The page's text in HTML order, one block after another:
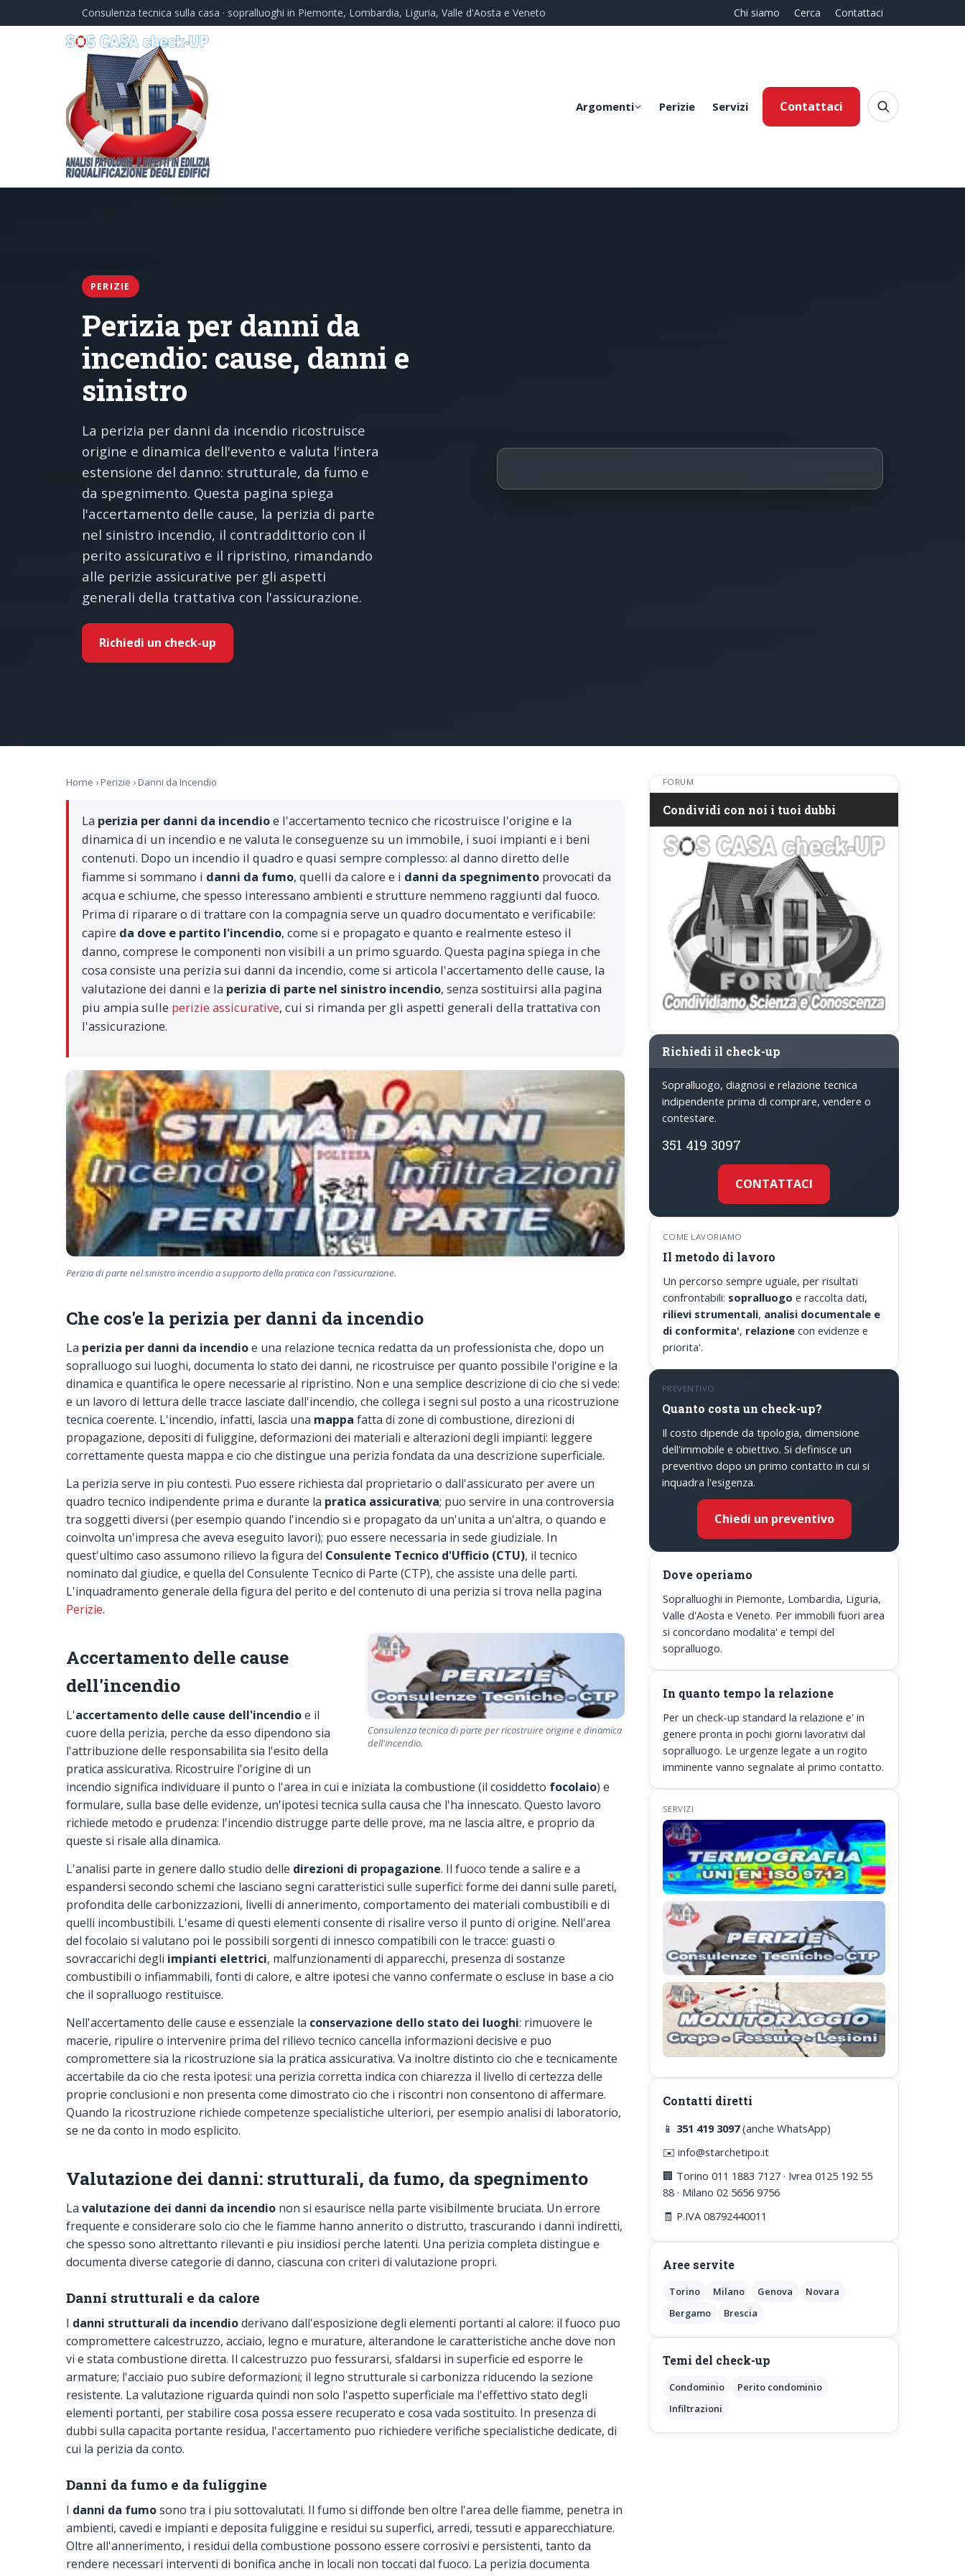
Consulenza tecnica sulla casa · sopralluoghi in Piemonte, Lombardia, Liguria, Valle d'Aosta e Veneto Chi siamo Cerca Contattaci
Argomenti Perizie Servizi Contattaci
PERIZIE
Perizia per danni da
incendio: cause, danni e
sinistro
La perizia per danni da incendio ricostruisce
origine e dinamica dell'evento e valuta l'intera
estensione del danno: strutturale, da fumo e
da spegnimento. Questa pagina spiega
l'accertamento delle cause, la perizia di parte
nel sinistro incendio, il contraddittorio con il
perito assicurativo e il ripristino, rimandando
alle perizie assicurative per gli aspetti
generali della trattativa con l'assicurazione.
Richiedi un check-up
Home ›Perizie › Danni da Incendio
La perizia per danni da incendioe l'accertamento tecnico che ricostruisce l'origine e la
dinamica di un incendio e ne valuta le conseguenze su un immobile, i suoi impianti e i beni
contenuti. Dopo un incendio il quadro e quasi sempre complesso: al danno diretto delle
fiamme si sommano i danni da fumo, quelli da calore e i danni da spegnimento provocati da
acqua e schiume, che spesso interessano ambienti e strutture nemmeno raggiunti dal fuoco.
Prima di riparare o di trattare con la compagnia serve un quadro documentato e verificabile:
capire da dove e partito l'incendio, come si e propagato e quanto e realmente esteso il
danno, comprese le componenti non visibili a un primo sguardo. Questa pagina spiega in che
cosa consiste una perizia sui danni da incendio, come si articola l'accertamento delle cause, la
valutazione dei danni e la perizia di parte nel sinistro incendio, senza sostituirsi alla pagina
piu ampia sulle perizie assicurative, cui si rimanda per gli aspetti generali della trattativa con
l'assicurazione.
Perizia di parte nel sinistro incendio a supporto della pratica con l'assicurazione.
Che cos'e la perizia per danni da incendio
La perizia per danni da incendioe una relazione tecnica redatta da un professionista che, dopo un
sopralluogo sui luoghi, documenta lo stato dei danni, ne ricostruisce per quanto possibile l'origine e la
dinamica e quantifica le opere necessarie al ripristino. Non e una semplice descrizione di cio che si vede:
e un lavoro di lettura delle tracce lasciate dall'incendio, che collega i segni sul posto a una ricostruzione
tecnica coerente. L'incendio, infatti, lascia una mappa fatta di zone di combustione, direzioni di
propagazione, depositi di fuliggine, deformazioni dei materiali e alterazioni degli impianti: leggere
correttamente questa mappa e cio che distingue una perizia fondata da una descrizione superficiale.
La perizia serve in piu contesti. Puo essere richiesta dal proprietario o dall'assicurato per avere un
quadro tecnico indipendente prima e durante la pratica assicurativa; puo servire in una controversia
tra soggetti diversi (per esempio quando l'incendio si e propagato da un'unita a un'altra, o quando e
coinvolta un'impresa che aveva eseguito lavori); puo essere necessaria in sede giudiziale. In
quest'ultimo caso assumono rilievo la figura del Consulente Tecnico d'Ufficio (CTU), il tecnico
nominato dal giudice, e quella del Consulente Tecnico di Parte (CTP), che assiste una delle parti.
L'inquadramento generale della figura del perito e del contenuto di una perizia si trova nella pagina
Perizie.
Consulenza tecnica di parte per ricostruire origine e dinamica
dell'incendio.
Accertamento delle cause
dell'incendio
L'accertamento delle cause dell'incendioe il
cuore della perizia, perche da esso dipendono sia
l'attribuzione delle responsabilita sia l'esito della
pratica assicurativa. Ricostruire l'origine di un
incendio significa individuare il punto o l'area in cui e iniziata la combustione (il cosiddetto focolaio) e
formulare, sulla base delle evidenze, un'ipotesi tecnica sulla causa che l'ha innescato. Questo lavoro
richiede metodo e prudenza: l'incendio distrugge parte delle prove, ma ne lascia altre, e proprio da
queste si risale alla dinamica.
L'analisi parte in genere dallo studio delle direzioni di propagazione. Il fuoco tende a salire e a
espandersi secondo schemi che lasciano segni caratteristici sulle superfici: forme dei danni sulle pareti,
profondita delle carbonizzazioni, livelli di annerimento, comportamento dei materiali combustibili e di
quelli incombustibili. L'esame di questi elementi consente di risalire verso il punto di origine. Nell'area
del focolaio si valutano poi le possibili sorgenti di innesco compatibili con le tracce: guasti o
sovraccarichi degli impianti elettrici, malfunzionamenti di apparecchi, presenza di sostanze
combustibili o infiammabili, fonti di calore, e altre ipotesi che vanno confermate o escluse in base a cio
che il sopralluogo restituisce.
Nell'accertamento delle cause e essenziale la conservazione dello stato dei luoghi: rimuovere le
macerie, ripulire o intervenire prima del rilievo tecnico cancella informazioni decisive e puo
compromettere sia la ricostruzione sia la pratica assicurativa. Va inoltre distinto cio che e tecnicamente
accertabile da cio che resta ipotesi: una perizia corretta indica con chiarezza il livello di certezza delle
proprie conclusioni e non presenta come dimostrato cio che i riscontri non consentono di affermare.
Quando la ricostruzione richiede competenze specialistiche ulteriori, per esempio analisi di laboratorio,
se ne da conto in modo esplicito.
Valutazione dei danni: strutturali, da fumo, da spegnimento
La valutazione dei danni da incendio non si esaurisce nella parte visibilmente bruciata. Un errore
frequente e considerare solo cio che le fiamme hanno annerito o distrutto, trascurando i danni indiretti,
che spesso sono altrettanto rilevanti e piu insidiosi perche latenti. Una perizia completa distingue e
documenta diverse categorie di danno, ciascuna con criteri di valutazione propri.
Danni strutturali e da calore
I danni strutturali da incendioderivano dall'esposizione degli elementi portanti al calore: il fuoco puo
compromettere calcestruzzo, acciaio, legno e murature, alterandone le caratteristiche anche dove non
vi e stata combustione diretta. Il calcestruzzo puo fessurarsi, sfaldarsi in superficie ed esporre le
armature; l'acciaio puo subire deformazioni; il legno strutturale si carbonizza riducendo la sezione
resistente. La valutazione riguarda quindi non solo l'aspetto superficiale ma l'effettivo stato degli
elementi portanti, per stabilire cosa possa essere recuperato e cosa vada sostituito. In presenza di
dubbi sulla capacita portante residua, l'accertamento puo richiedere verifiche specialistiche dedicate, di
cui la perizia da conto.
Danni da fumo e da fuliggine
I danni da fumosono tra i piu sottovalutati. Il fumo si diffonde ben oltre l'area delle fiamme, penetra in
ambienti, cavedi e impianti e deposita fuliggine e residui su superfici, arredi, tessuti e apparecchiature.
Oltre all'annerimento, i residui della combustione possono essere corrosivi e persistenti, tanto da
rendere necessari interventi di bonifica anche in locali non toccati dal fuoco. La perizia documenta
FORUM
Condividi con noi i tuoi dubbi
Richiedi il check-up
Sopralluogo, diagnosi e relazione tecnica
indipendente prima di comprare, vendere o
contestare.
351 419 3097
CONTATTACI
COME LAVORIAMO
Il metodo di lavoro
Un percorso sempre uguale, per risultati
confrontabili: sopralluogo e raccolta dati,
rilievi strumentali, analisi documentale e
di conformita', relazione con evidenze e
priorita'.
PREVENTIVO
Quanto costa un check-up?
Il costo dipende da tipologia, dimensione
dell'immobile e obiettivo. Si definisce un
preventivo dopo un primo contatto in cui si
inquadra l'esigenza.
Chiedi un preventivo
Dove operiamo
Sopralluoghi in Piemonte, Lombardia, Liguria,
Valle d'Aosta e Veneto. Per immobili fuori area
si concordano modalita' e tempi del
sopralluogo.
In quanto tempo la relazione
Per un check-up standard la relazione e' in
genere pronta in pochi giorni lavorativi dal
sopralluogo. Le urgenze legate a un rogito
imminente vanno segnalate al primo contatto.
SERVIZI
Contatti diretti
📱 351 419 3097(anche WhatsApp)
✉️ info@starchetipo.it
🏢 Torino 011 1883 7127 · Ivrea 0125 192 55
88 · Milano 02 5656 9756
🧾 P.IVA 08792440011
Aree servite
Torino Milano Genova
Novara
Bergamo
Brescia
Temi del check-up
Condominio
Perito condominio
Infiltrazioni